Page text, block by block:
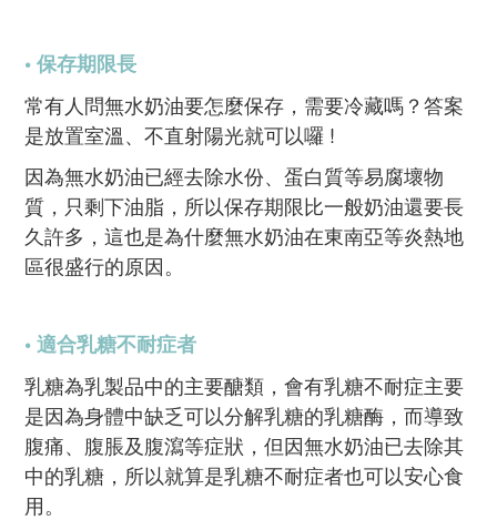
• 保存期限長
常有人問無水奶油要怎麼保存，需要冷藏嗎？答案
是放置室溫、不直射陽光就可以囉 !
因為無水奶油已經去除水份、蛋白質等易腐壞物
質，只剩下油脂，所以保存期限比一般奶油還要長
久許多，這也是為什麼無水奶油在東南亞等炎熱地
區很盛行的原因。
• 適合乳糖不耐症者
乳糖為乳製品中的主要醣類，會有乳糖不耐症主要
是因為身體中缺乏可以分解乳糖的乳糖酶，而導致
腹痛、腹脹及腹瀉等症狀，但因無水奶油已去除其
中的乳糖，所以就算是乳糖不耐症者也可以安心食
用。